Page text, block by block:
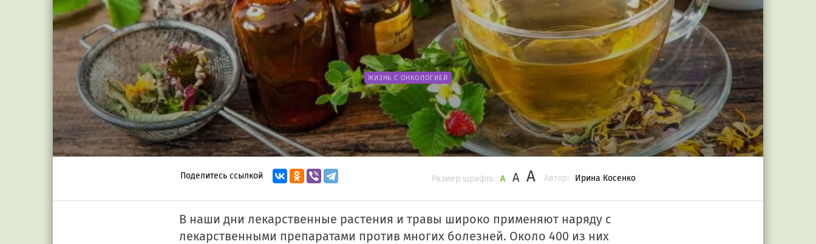
ЖИЗНЬ С ОНКОЛОГИЕЙ
Поделитесь ссылкой Автор: Ирина Косенко
Размер шрифта: A A A
В наши дни лекарственные растения и травы широко применяют наряду с
лекарственными препаратами против многих болезней. Около 400 из них